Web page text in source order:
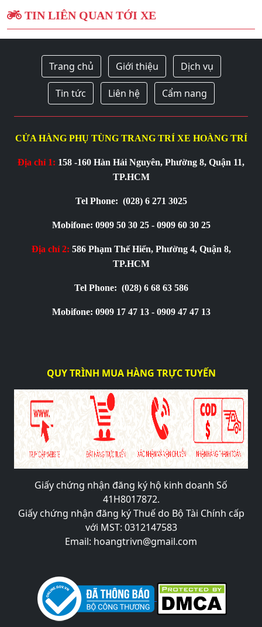
TIN LIÊN QUAN TỚI XE
Trang chủ Giới thiệu Dịch vụ
Tin tức Liên hệ Cẩm nang
CỬA HÀNG PHỤ TÙNG TRANG TRÍ XE HOÀNG TRÍ
Địa chỉ 1: 158 -160 Hàn Hải Nguyên, Phường 8, Quận 11,
TP.HCM
Tel Phone: (028) 6 271 3025
Mobifone: 0909 50 30 25 - 0909 60 30 25
Địa chỉ 2: 586 Phạm Thế Hiển, Phường 4, Quận 8,
TP.HCM
Tel Phone: (028) 6 68 63 586
Mobifone: 0909 17 47 13 - 0909 47 47 13
QUY TRÌNH MUA HÀNG TRỰC TUYẾN
Giấy chứng nhận đăng ký hộ kinh doanh Số
41H8017872.
Giấy chứng nhận đăng ký Thuế do Bộ Tài Chính cấp
với MST: 0312147583
Email: hoangtrivn@gmail.com